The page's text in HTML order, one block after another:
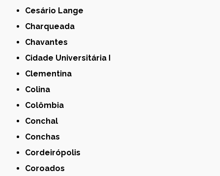
Cesário Lange
Charqueada
Chavantes
Cidade Universitária I
Clementina
Colina
Colômbia
Conchal
Conchas
Cordeirópolis
Coroados